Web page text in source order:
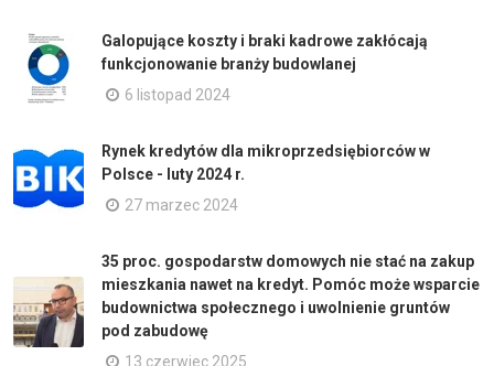
Galopujące koszty i braki kadrowe zakłócają
funkcjonowanie branży budowlanej
6 listopad 2024
Rynek kredytów dla mikroprzedsiębiorców w
Polsce - luty 2024 r.
27 marzec 2024
35 proc. gospodarstw domowych nie stać na zakup
mieszkania nawet na kredyt. Pomóc może wsparcie
budownictwa społecznego i uwolnienie gruntów
pod zabudowę
13 czerwiec 2025